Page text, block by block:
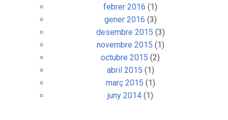
febrer 2016 (1)
gener 2016 (3)
desembre 2015 (3)
novembre 2015 (1)
octubre 2015 (2)
abril 2015 (1)
març 2015 (1)
juny 2014 (1)